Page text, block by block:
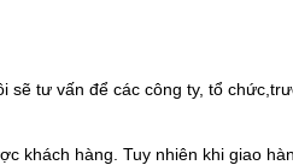
sẽ tư vấn để các công ty, tổ
khách hàng. Tuy nhiên khi giao